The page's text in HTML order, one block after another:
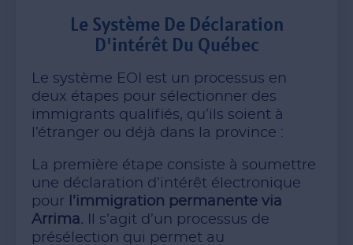
Le Système De Déclaration
D'intérêt Du Québec
Le système EOI est un processus en
deux étapes pour sélectionner des
immigrants qualifiés, qu’ils soient à
l’étranger ou déjà dans la province :
La première étape consiste à soumettre
une déclaration d’intérêt électronique
pour
l’immigration permanente via
Arrima. Il s’agit d’un processus de
présélection qui permet au